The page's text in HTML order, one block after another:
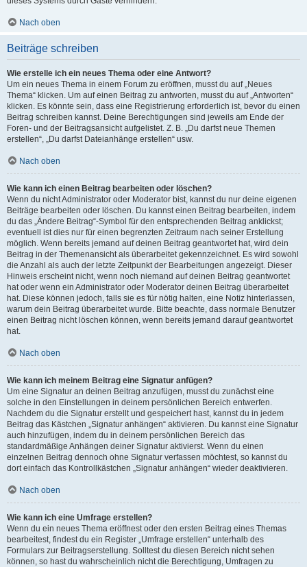
Nach oben
Beiträge schreiben
Wie erstelle ich ein neues Thema oder eine Antwort?
Um ein neues Thema in einem Forum zu eröffnen, musst du auf „Neues
Thema“ klicken. Um auf einen Beitrag zu antworten, musst du auf „Antworten“
klicken. Es könnte sein, dass eine Registrierung erforderlich ist, bevor du einen
Beitrag schreiben kannst. Deine Berechtigungen sind jeweils am Ende der
Foren- und der Beitragsansicht aufgelistet. Z. B. „Du darfst neue Themen
erstellen“, „Du darfst Dateianhänge erstellen“ usw.
Nach oben
Wie kann ich einen Beitrag bearbeiten oder löschen?
Wenn du nicht Administrator oder Moderator bist, kannst du nur deine eigenen
Beiträge bearbeiten oder löschen. Du kannst einen Beitrag bearbeiten, indem
du das „Ändere Beitrag“-Symbol für den entsprechenden Beitrag anklickst;
eventuell ist dies nur für einen begrenzten Zeitraum nach seiner Erstellung
möglich. Wenn bereits jemand auf deinen Beitrag geantwortet hat, wird dein
Beitrag in der Themenansicht als überarbeitet gekennzeichnet. Es wird sowohl
die Anzahl als auch der letzte Zeitpunkt der Bearbeitungen angezeigt. Dieser
Hinweis erscheint nicht, wenn noch niemand auf deinen Beitrag geantwortet
hat oder wenn ein Administrator oder Moderator deinen Beitrag überarbeitet
hat. Diese können jedoch, falls sie es für nötig halten, eine Notiz hinterlassen,
warum dein Beitrag überarbeitet wurde. Bitte beachte, dass normale Benutzer
einen Beitrag nicht löschen können, wenn bereits jemand darauf geantwortet
hat.
Nach oben
Wie kann ich meinem Beitrag eine Signatur anfügen?
Um eine Signatur an deinen Beitrag anzufügen, musst du zunächst eine
solche in den Einstellungen in deinem persönlichen Bereich entwerfen.
Nachdem du die Signatur erstellt und gespeichert hast, kannst du in jedem
Beitrag das Kästchen „Signatur anhängen“ aktivieren. Du kannst eine Signatur
auch hinzufügen, indem du in deinem persönlichen Bereich das
standardmäßige Anhängen deiner Signatur aktivierst. Wenn du einen
einzelnen Beitrag dennoch ohne Signatur verfassen möchtest, so kannst du
dort einfach das Kontrollkästchen „Signatur anhängen“ wieder deaktivieren.
Nach oben
Wie kann ich eine Umfrage erstellen?
Wenn du ein neues Thema eröffnest oder den ersten Beitrag eines Themas
bearbeitest, findest du ein Register „Umfrage erstellen“ unterhalb des
Formulars zur Beitragserstellung. Solltest du diesen Bereich nicht sehen
können, so hast du wahrscheinlich nicht die Berechtigung, Umfragen zu